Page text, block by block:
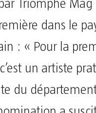
Triomphe Mag
dans le
: « Pour la
un artiste
du